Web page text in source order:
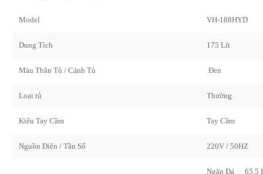
Model VH-188HYD
Dung Tích 175 Lít
Màu Thân Tủ / Cánh Tủ Đen
Loại tủ Thường
Kiểu Tay Cầm Tay Cầm
Nguồn Điện / Tần Số 220V / 50HZ
Ngăn Đá 65,5